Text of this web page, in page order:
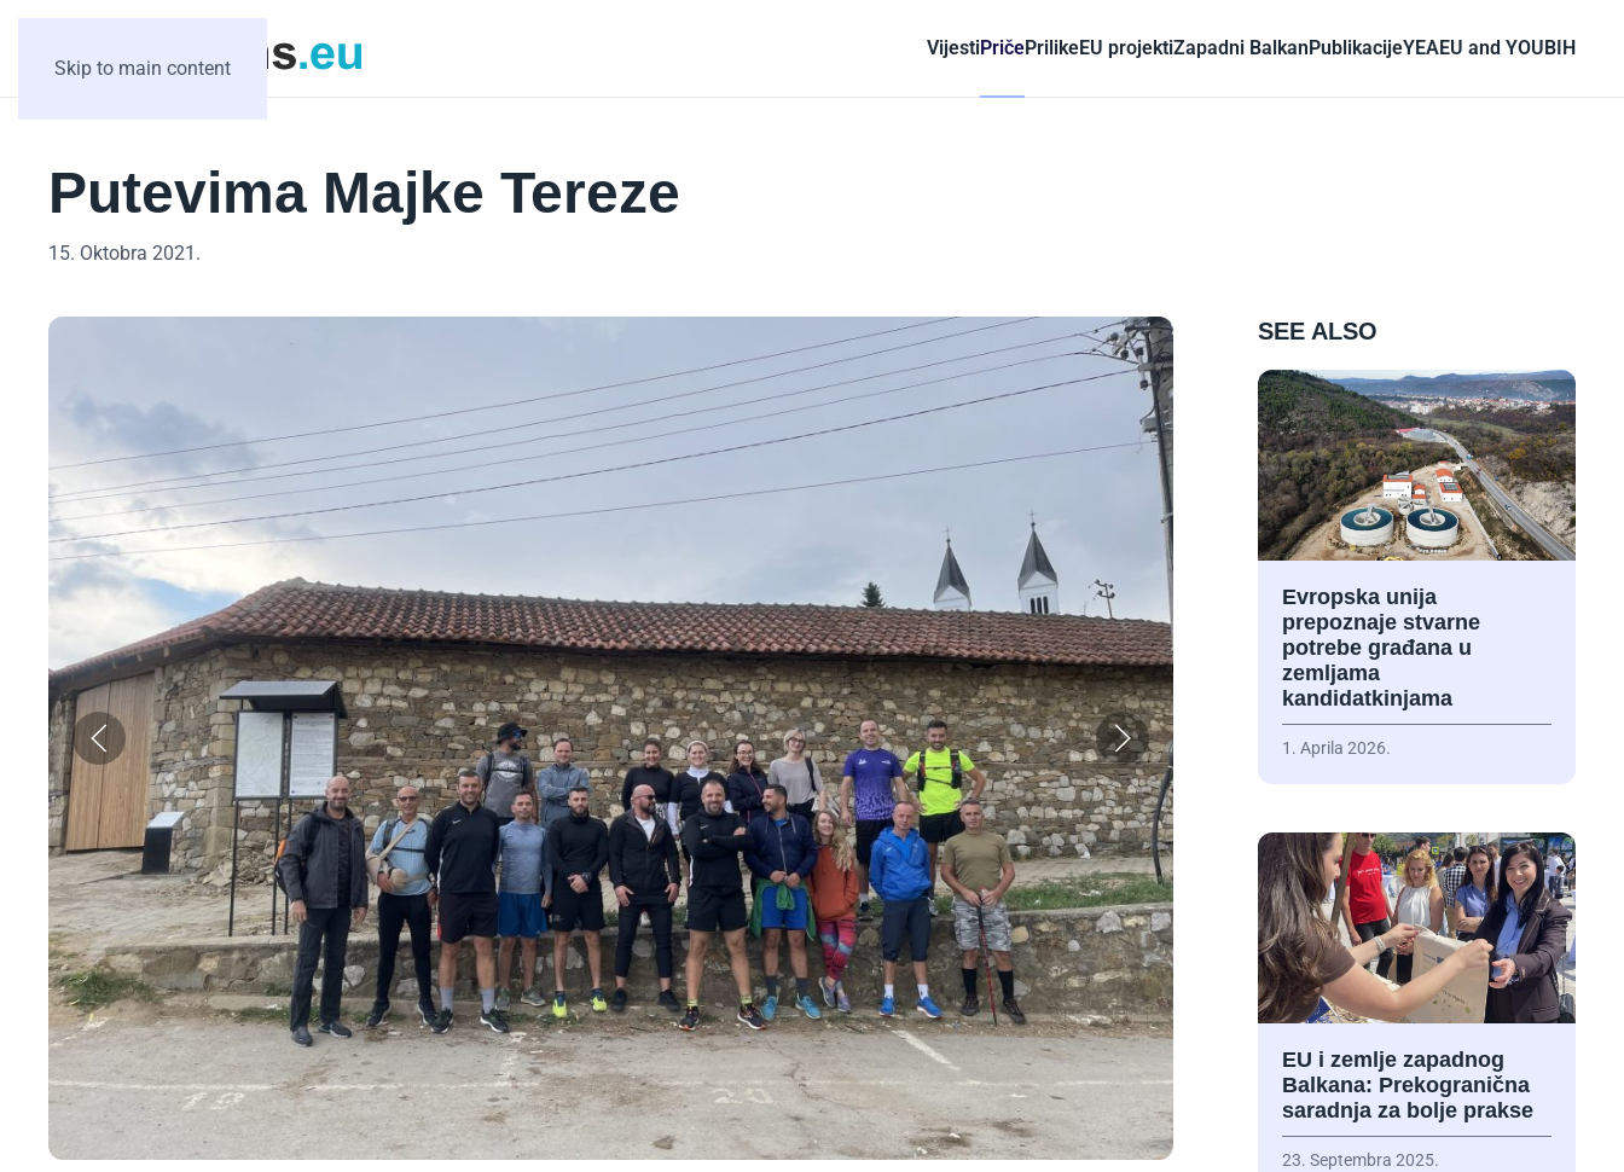
Skip to main content
VijestiPričePrilikeEU projektiZapadni BalkanPublikacijeYEAEU and YOUBIH
Putevima Majke Tereze
15. Oktobra 2021.
SEE ALSO
Evropska unija
prepoznaje stvarne
potrebe građana u
zemljama
kandidatkinjama
1. Aprila 2026.
EU i zemlje zapadnog
Balkana: Prekogranična
saradnja za bolje prakse
23. Septembra 2025.